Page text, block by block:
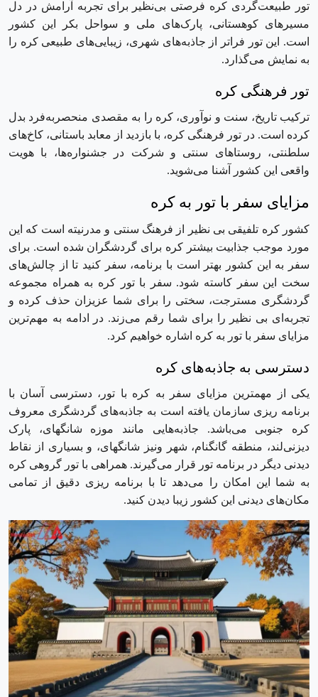
تور طبیعت‌گردی کره فرصتی بی‌نظیر برای تجربه آرامش در دل
مسیرهای کوهستانی، پارک‌های ملی و سواحل بکر این کشور
است. این تور فراتر از جاذبه‌های شهری، زیبایی‌های طبیعی کره را
به نمایش می‌گذارد.
تور فرهنگی کره
ترکیب تاریخ، سنت و نوآوری، کره را به مقصدی منحصربه‌فرد بدل
کرده است. در تور فرهنگی کره، با بازدید از معابد باستانی، کاخ‌های
سلطنتی، روستاهای سنتی و شرکت در جشنواره‌ها، با هویت
واقعی این کشور آشنا می‌شوید.
مزایای سفر با تور به کره
کشور کره تلفیقی بی ‌نظیر از فرهنگ سنتی و مدرنیته است که این
مورد موجب جذابیت بیشتر کره برای گردشگران شده ‌است. برای
سفر به این کشور بهتر است با برنامه، سفر کنید تا از چالش‌های
سخت این سفر کاسته شود. سفر با تور کره به همراه مجموعه
گردشگری مسترجت، سختی را برای شما عزیزان حذف کرده و
تجربه‌ای بی نظیر را برای شما رقم می‌زند. در ادامه به مهم‌ترین
مزایای سفر با تور به کره اشاره خواهیم کرد.
دسترسی به جاذبه‌های کره
یکی از مهمترین مزایای سفر به کره با تور، دسترسی آسان با
برنامه ریزی سازمان یافته است به جاذبه‌های گردشگری معروف
کره جنوبی می‌باشد. جاذبه‌هایی مانند موزه شانگهای، پارک
دیزنی‌لند، منطقه گانگنام، شهر ونیز شانگهای، و بسیاری از نقاط
دیدنی دیگر در برنامه تور قرار می‌گیرند. همراهی با تور گروهی کره
به شما این امکان را می‌دهد تا با برنامه ‌ریزی دقیق از تمامی
مکان‌های دیدنی این کشور زیبا دیدن کنید.